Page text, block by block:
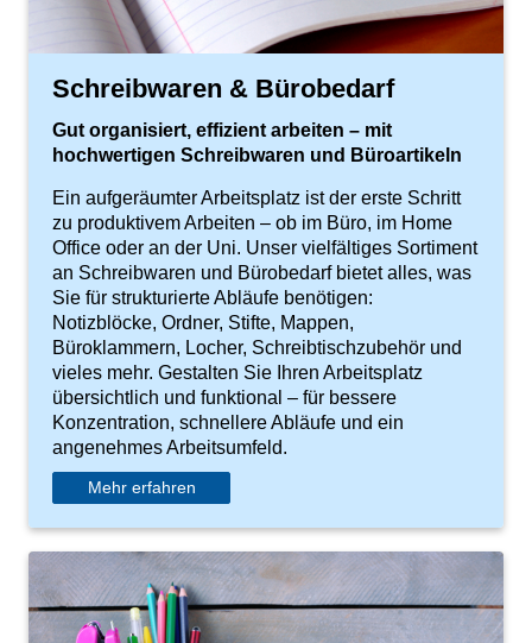
Schreibwaren & Bürobedarf
Gut organisiert, effizient arbeiten – mit
hochwertigen Schreibwaren und Büroartikeln
Ein aufgeräumter Arbeitsplatz ist der erste Schritt
zu produktivem Arbeiten – ob im Büro, im Home
Office oder an der Uni. Unser vielfältiges Sortiment
an Schreibwaren und Bürobedarf bietet alles, was
Sie für strukturierte Abläufe benötigen:
Notizblöcke, Ordner, Stifte, Mappen,
Büroklammern, Locher, Schreibtischzubehör und
vieles mehr. Gestalten Sie Ihren Arbeitsplatz
übersichtlich und funktional – für bessere
Konzentration, schnellere Abläufe und ein
angenehmes Arbeitsumfeld.
Mehr erfahren